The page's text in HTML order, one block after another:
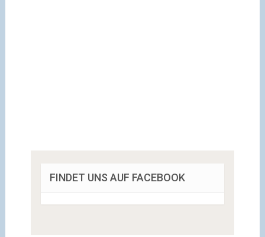
FINDET UNS AUF FACEBOOK